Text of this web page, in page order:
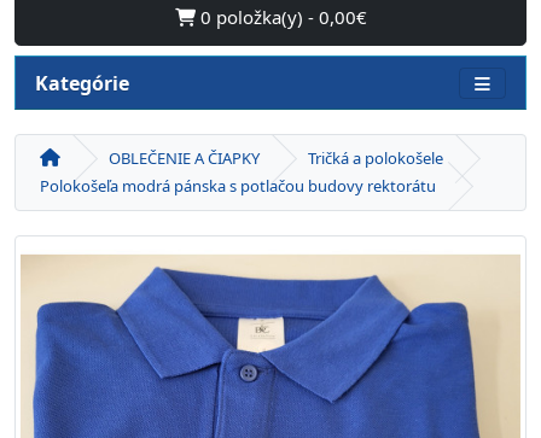
0 položka(y) - 0,00€
Kategórie
OBLEČENIE A ČIAPKY
Tričká a polokošele
Polokošeľa modrá pánska s potlačou budovy rektorátu